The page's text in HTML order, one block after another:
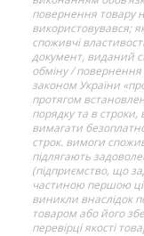
повернення товару
використовувався;
споживчі
документ, виданий
обміну / повернення
законом України
протягом
порядку та в
вимагати
строк. вимоги
підлягають
(підприємство, що
частиною першою
виникли внаслідок
товаром або його
перевірці якості